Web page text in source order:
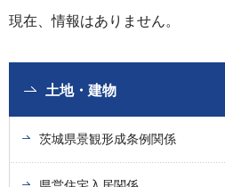
現在、情報はありません。
土地・建物
茨城県景観形成条例関係